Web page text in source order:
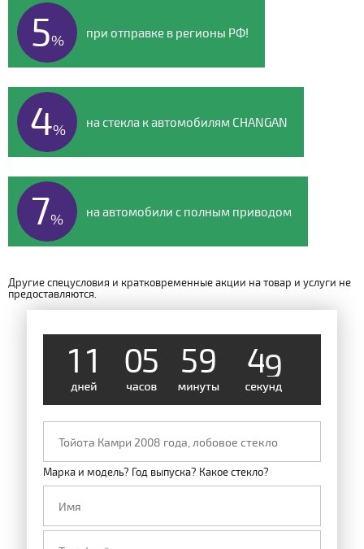
5% при отправке в регионы РФ!
4% на стекла к автомобилям CHANGAN
7% на автомобили с полным приводом
Другие спецусловия и кратковременные акции на товар и услуги не
предоставляются.
1 1 05 59 48
Марка и модель? Год выпуска? Какое стекло?